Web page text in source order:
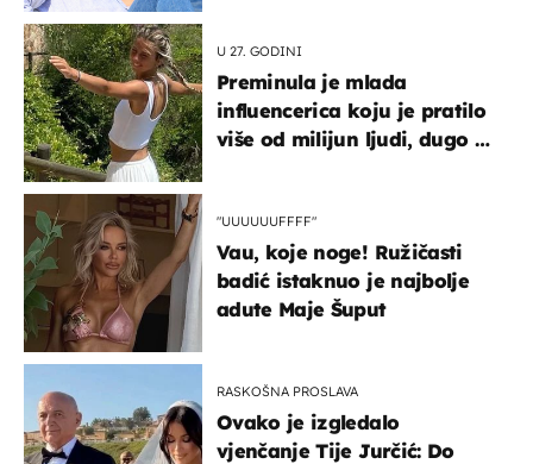
U 27. GODINI
Preminula je mlada
influencerica koju je pratilo
više od milijun ljudi, dugo se
"UUUUUUFFFF"
Vau, koje noge! Ružičasti
badić istaknuo je najbolje
adute Maje Šuput
RASKOŠNA PROSLAVA
Ovako je izgledalo
vjenčanje Tije Jurčić: Do